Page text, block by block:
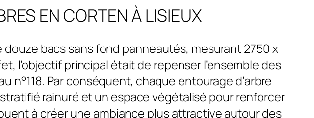
EN CORTEN À LISIEUX
bacs sans fond panneautés, mesurant 2750 x
l’objectif principal était de repenser l’ensemble des
n°118. Par conséquent, chaque entourage d’arbre
rainuré et un espace végétalisé pour renforcer
à créer une ambiance plus attractive autour des